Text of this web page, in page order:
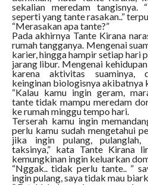
sekalian meredam tangisnya.
seperti yang tante rasakan..”
“Merasakan apa tante?”
Pada akhirnya Tante Kirana
rumah tangganya. Mengenai
karier, hingga hampir setiap hari
jarang libur. Mengenai
karena aktivitas suaminya,
keinginan biologisnya akibatnya
“Kalau kamu ingin geram,
tante tidak mampu meredam
ke rumah minggu tempo hari.
Terserah kamu ingin
perlu kamu sudah mengetahui
jika ingin pulang,
taksinya,” kata Tante Kirana
kemungkinan ingin keluarkan
“Nggak.. tidak perlu tante.. ”
ingin pulang, saya tidak mau